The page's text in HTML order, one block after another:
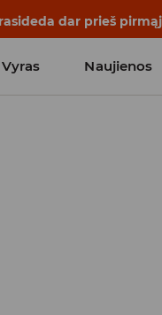
dar prieš
Vyras Naujienos